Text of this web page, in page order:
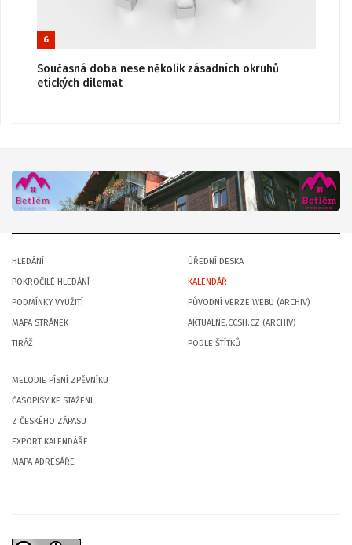
6
Současná doba nese několik zásadních okruhů
etických dilemat
HLEDÁNÍ
POKROČILÉ HLEDÁNÍ
PODMÍNKY VYUŽITÍ
MAPA STRÁNEK
TIRÁŽ
ÚŘEDNÍ DESKA
KALENDÁŘ
PŮVODNÍ VERZE WEBU (ARCHIV)
AKTUALNE.CCSH.CZ (ARCHIV)
PODLE ŠTÍTKŮ
MELODIE PÍSNÍ ZPĚVNÍKU
ČASOPISY KE STAŽENÍ
Z ČESKÉHO ZÁPASU
EXPORT KALENDÁŘE
MAPA ADRESÁŘE